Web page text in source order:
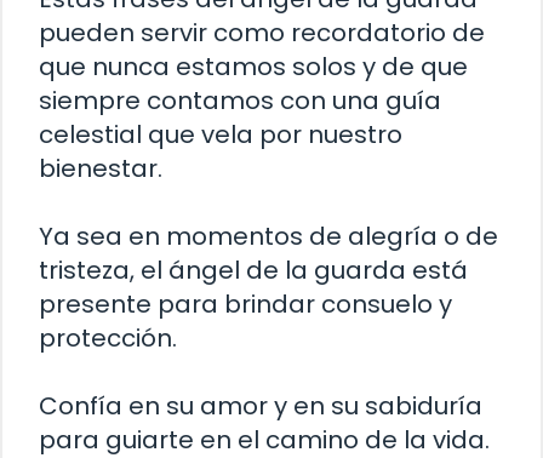
pueden servir como recordatorio de
que nunca estamos solos y de que
siempre contamos con una guía
celestial que vela por nuestro
bienestar.
Ya sea en momentos de alegría o de
tristeza, el ángel de la guarda está
presente para brindar consuelo y
protección.
Confía en su amor y en su sabiduría
para guiarte en el camino de la vida.